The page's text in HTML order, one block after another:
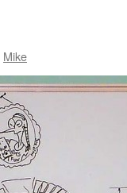
Mike